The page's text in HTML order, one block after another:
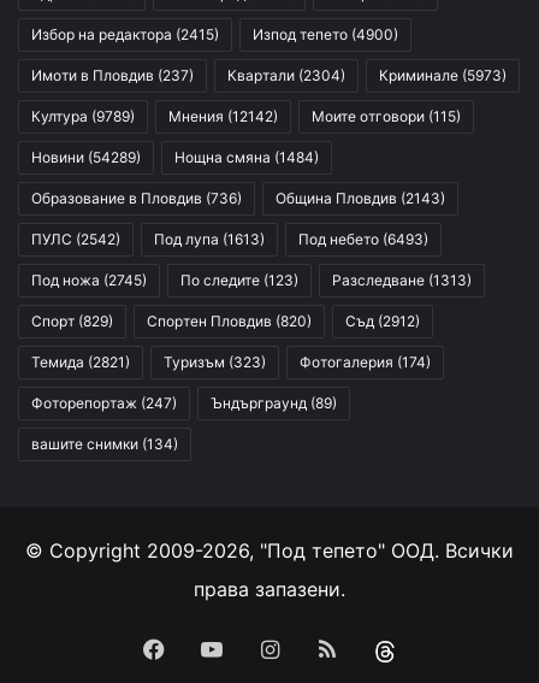
Избор на редактора (2415) Изпод тепето (4900)
Имоти в Пловдив (237) Квартали (2304) Криминале (5973)
Култура (9789) Мнения (12142) Моите отговори (115)
Новини (54289) Нощна смяна (1484)
Образование в Пловдив (736) Община Пловдив (2143)
ПУЛС (2542) Под лупа (1613) Под небето (6493)
Под ножа (2745) По следите (123) Разследване (1313)
Спорт (829) Спортен Пловдив (820) Съд (2912)
Темида (2821) Туризъм (323) Фотогалерия (174)
Фоторепортаж (247) Ъндърграунд (89)
вашите снимки (134)
© Copyright 2009-2026, "Под тепето" ООД. Всички
права запазени.
FacebookYouTubeInstagram
RSS